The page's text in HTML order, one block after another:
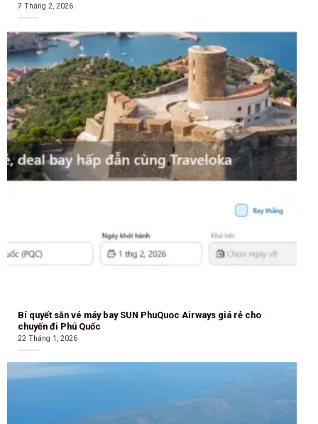
7 Tháng 2, 2026
Bí quyết săn vé máy bay SUN PhuQuoc Airways giá rẻ cho
chuyến đi Phú Quốc
22 Tháng 1, 2026